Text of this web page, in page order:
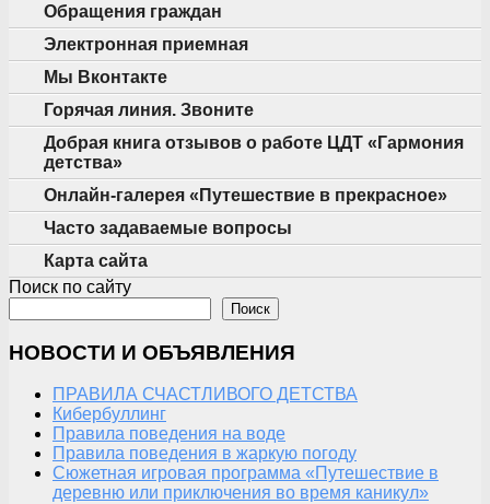
Обращения граждан
Электронная приемная
Мы Вконтакте
Горячая линия. Звоните
Добрая книга отзывов о работе ЦДТ «Гармония
детства»
Онлайн-галерея «Путешествие в прекрасное»
Часто задаваемые вопросы
Карта сайта
Поиск по сайту
Поиск
НОВОСТИ И ОБЪЯВЛЕНИЯ
ПРАВИЛА СЧАСТЛИВОГО ДЕТСТВА
Кибербуллинг
Правила поведения на воде
Правила поведения в жаркую погоду
Сюжетная игровая программа «Путешествие в
деревню или приключения во время каникул»